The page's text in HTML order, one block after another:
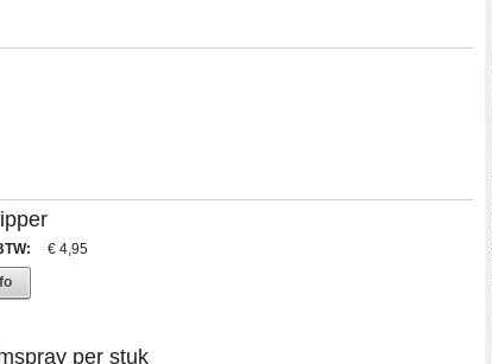
:
€ 4,95
per stuk